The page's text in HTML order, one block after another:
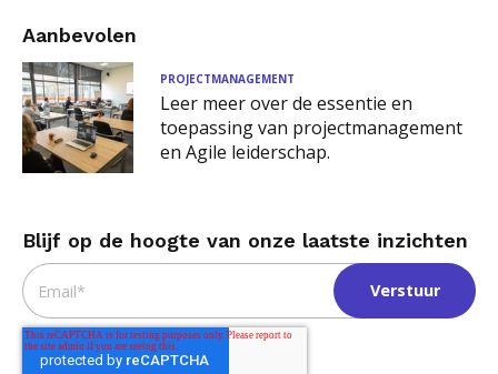
Aanbevolen
PROJECTMANAGEMENT
Leer meer over de essentie en
toepassing van projectmanagement
en Agile leiderschap.
Blijf op de hoogte van onze laatste inzichten
Email*